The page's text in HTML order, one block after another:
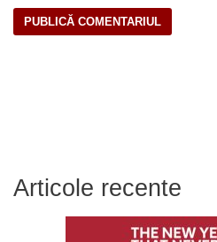
Articole recente